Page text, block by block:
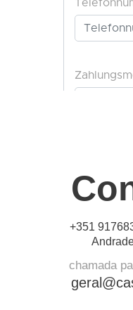
+351
chamada